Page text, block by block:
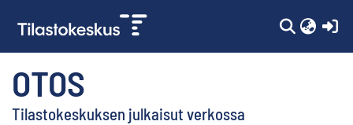
OTOS
Tilastokeskuksen julkaisut verkossa